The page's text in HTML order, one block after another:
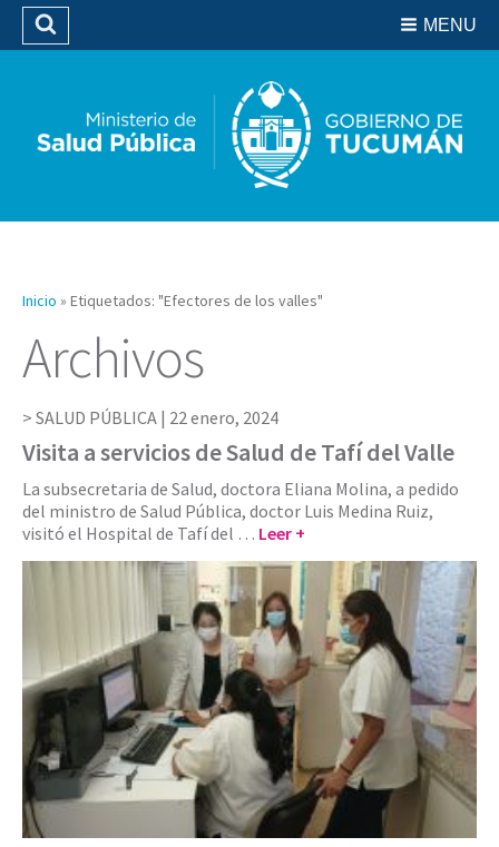
Biblioteca
MENU
Buscar
Inicio » Etiquetados: "Efectores de los valles"
Archivos
SALUD PÚBLICA | 22 enero, 2024
Visita a servicios de Salud de Tafí del Valle
La subsecretaria de Salud, doctora Eliana Molina, a pedido
del ministro de Salud Pública, doctor Luis Medina Ruiz,
visitó el Hospital de Tafí del … Leer +